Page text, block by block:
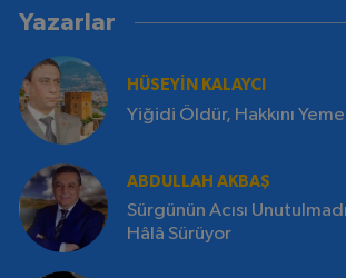
Yazarlar
HÜSEYİN KALAYCI
Yiğidi Öldür, Hakkını
ABDULLAH AKBAŞ
Sürgünün Acısı
Hâlâ Sürüyor